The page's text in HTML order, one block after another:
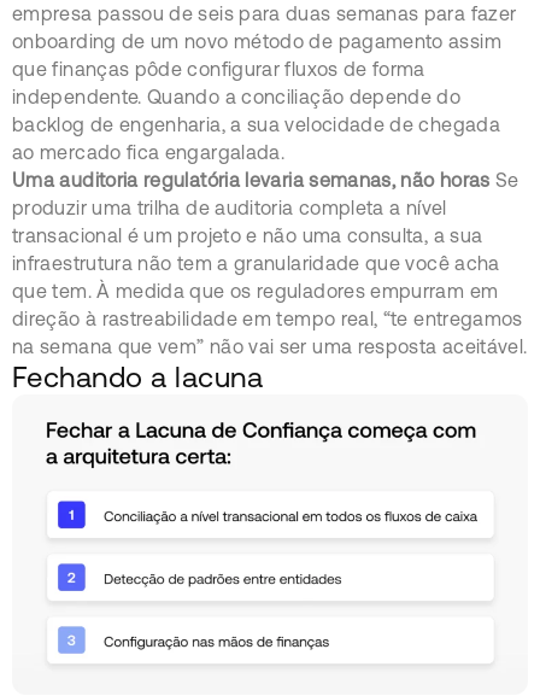
empresa passou de seis para duas semanas para fazer
onboarding de um novo método de pagamento assim
que finanças pôde configurar fluxos de forma
independente. Quando a conciliação depende do
backlog de engenharia, a sua velocidade de chegada
ao mercado fica engargalada.
Uma auditoria regulatória levaria semanas, não horas Se
produzir uma trilha de auditoria completa a nível
transacional é um projeto e não uma consulta, a sua
infraestrutura não tem a granularidade que você acha
que tem. À medida que os reguladores empurram em
direção à rastreabilidade em tempo real, “te entregamos
na semana que vem” não vai ser uma resposta aceitável.
Fechando a lacuna